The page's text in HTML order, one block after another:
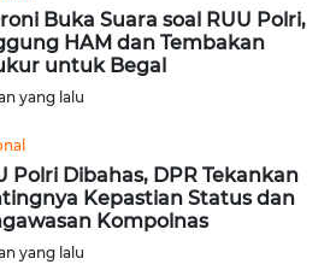
Buka Suara soal RUU Polri,
HAM dan Tembakan
untuk Begal
yang lalu
Polri Dibahas, DPR Tekankan
Kepastian Status dan
Kompolnas
yang lalu